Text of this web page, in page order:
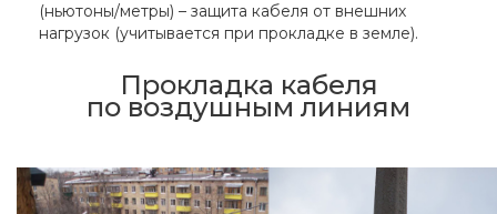
(ньютоны/метры) – защита кабеля от внешних
нагрузок (учитывается при прокладке в земле).
Прокладка кабеля
по воздушным линиям